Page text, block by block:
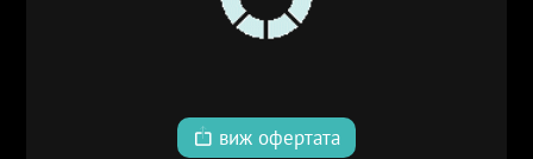
виж офертата